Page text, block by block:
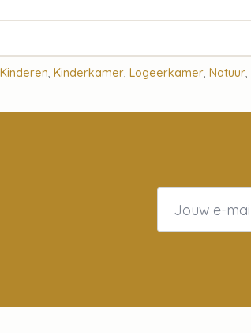
Kinderen, Kinderkamer, Logeerkamer, Natuur,
Email